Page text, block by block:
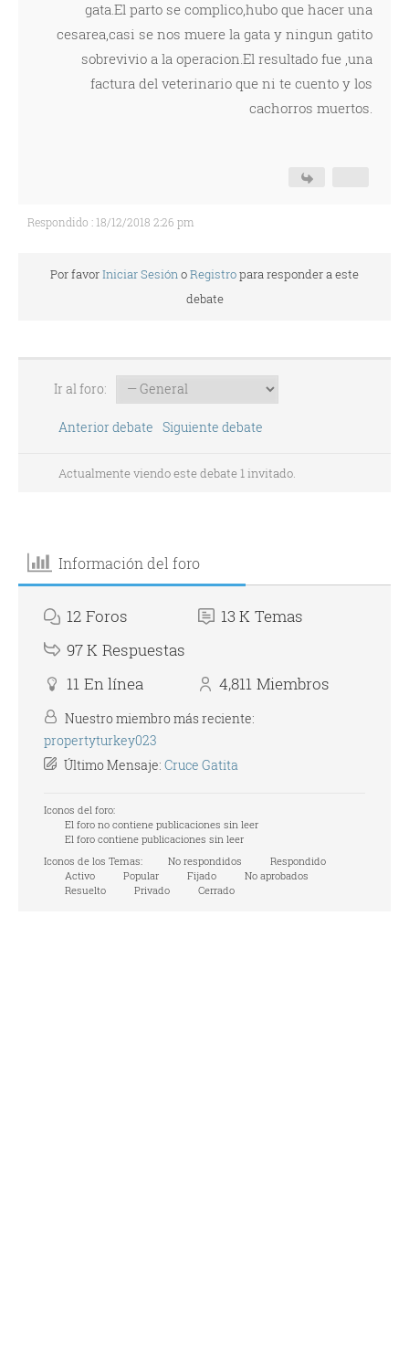
gata.El parto se complico,hubo que hacer una
cesarea,casi se nos muere la gata y ningun gatito
sobrevivio a la operacion.El resultado fue ,una
factura del veterinario que ni te cuento y los
cachorros muertos.
Respondido : 18/12/2018 2:26 pm
Por favorIniciar SesiónoRegistropara responder a este
debate
Ir al foro:
Anterior debate Siguiente debate
Actualmente viendo este debate 1 invitado.
Información del foro
12 Foros 13 K Temas
97 K Respuestas
11 En línea 4,811 Miembros
Nuestro miembro más reciente:
propertyturkey023
Último Mensaje: Cruce Gatita
Iconos del foro:
El foro no contiene publicaciones sin leer
El foro contiene publicaciones sin leer
Iconos de los Temas:
No respondidos
Respondido
Activo
Popular Fijado
No aprobados
Resuelto
Privado Cerrado